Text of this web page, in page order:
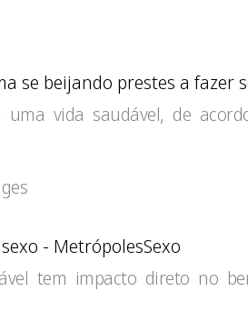
vida saudável, de
Sexo
tem impacto direto no